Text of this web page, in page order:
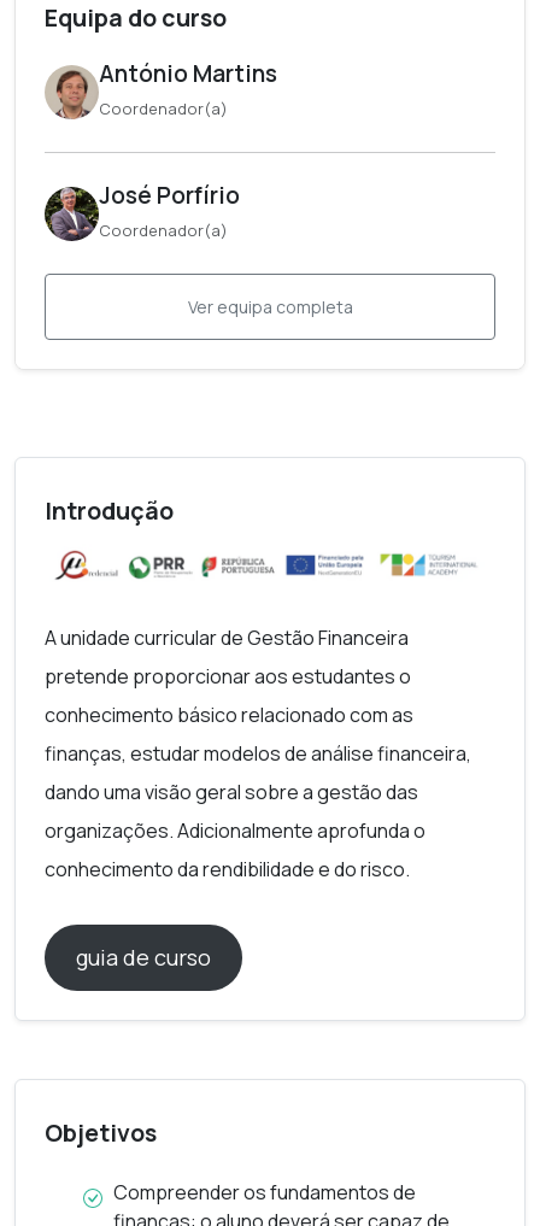
Equipa do curso
António Martins
Coordenador(a)
José Porfírio
Coordenador(a)
Ver equipa completa
Introdução
A unidade curricular de Gestão Financeira
pretende proporcionar aos estudantes o
conhecimento básico relacionado com as
finanças, estudar modelos de análise financeira,
dando uma visão geral sobre a gestão das
organizações. Adicionalmente aprofunda o
conhecimento da rendibilidade e do risco.
guia de curso
Objetivos
Compreender os fundamentos de